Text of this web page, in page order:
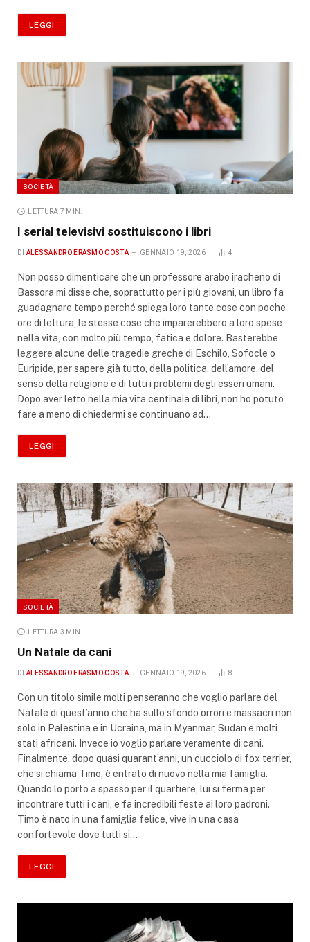
LEGGI
SOCIETÀ
LETTURA 7 MIN.
I serial televisivi sostituiscono i libri
DI ALESSANDRO ERASMO COSTA GENNAIO 19, 2026 4
Non posso dimenticare che un professore arabo iracheno di
Bassora mi disse che, soprattutto per i più giovani, un libro fa
guadagnare tempo perché spiega loro tante cose con poche
ore di lettura, le stesse cose che imparerebbero a loro spese
nella vita, con molto più tempo, fatica e dolore. Basterebbe
leggere alcune delle tragedie greche di Eschilo, Sofocle o
Euripide, per sapere già tutto, della politica, dell’amore, del
senso della religione e di tutti i problemi degli esseri umani.
Dopo aver letto nella mia vita centinaia di libri, non ho potuto
fare a meno di chiedermi se continuano ad…
LEGGI
SOCIETÀ
LETTURA 3 MIN.
Un Natale da cani
DI ALESSANDRO ERASMO COSTA GENNAIO 19, 2026 8
Con un titolo simile molti penseranno che voglio parlare del
Natale di quest’anno che ha sullo sfondo orrori e massacri non
solo in Palestina e in Ucraina, ma in Myanmar, Sudan e molti
stati africani. Invece io voglio parlare veramente di cani.
Finalmente, dopo quasi quarant’anni, un cucciolo di fox terrier,
che si chiama Timo, è entrato di nuovo nella mia famiglia.
Quando lo porto a spasso per il quartiere, lui si ferma per
incontrare tutti i cani, e fa incredibili feste ai loro padroni.
Timo è nato in una famiglia felice, vive in una casa
confortevole dove tutti si…
LEGGI